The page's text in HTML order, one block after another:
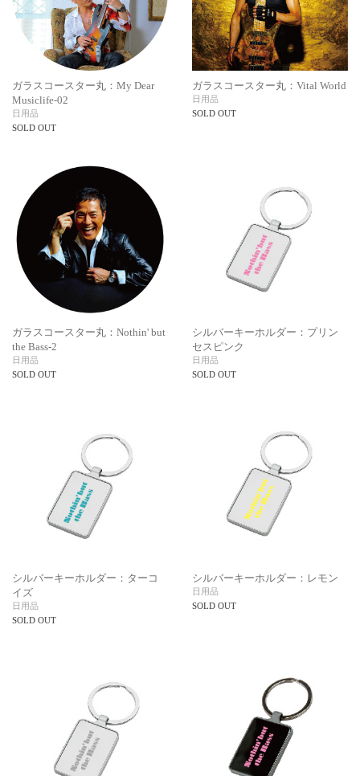
ガラスコースター丸：My Dear
Musiclife-02
日用品
SOLD OUT
ガラスコースター丸：Vital World
日用品
SOLD OUT
ガラスコースター丸：Nothin' but
the Bass-2
日用品
SOLD OUT
シルバーキーホルダー：プリン
セスピンク
日用品
SOLD OUT
シルバーキーホルダー：ターコ
イズ
日用品
SOLD OUT
シルバーキーホルダー：レモン
日用品
SOLD OUT